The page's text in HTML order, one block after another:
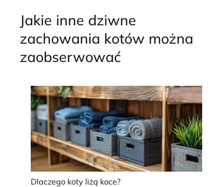
Jakie inne dziwne
zachowania kotów można
zaobserwować
Dlaczego koty liżą koce?